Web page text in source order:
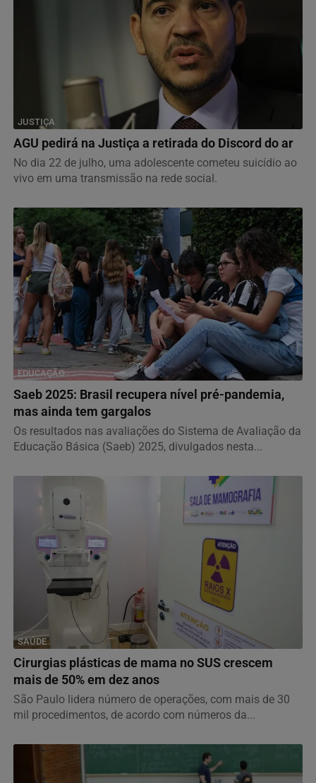
JUSTIÇA
AGU pedirá na Justiça a retirada do Discord do ar
No dia 22 de julho, uma adolescente cometeu suicídio ao
vivo em uma transmissão na rede social.
EDUCAÇÃO
Saeb 2025: Brasil recupera nível pré-pandemia,
mas ainda tem gargalos
Os resultados nas avaliações do Sistema de Avaliação da
Educação Básica (Saeb) 2025, divulgados nesta...
SAÚDE
Cirurgias plásticas de mama no SUS crescem
mais de 50% em dez anos
São Paulo lidera número de operações, com mais de 30
mil procedimentos, de acordo com números da...